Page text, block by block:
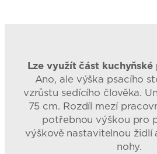
Lze využít část
Ano, ale výška psacího
vzrůstu sedícího člověka.
75 cm. Rozdíl mezí
potřebnou výškou pro
výškově nastavitelnou
nohy.